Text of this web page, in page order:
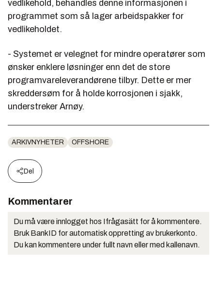
vedlikehold, behandles denne informasjonen i
programmet som så lager arbeidspakker for
vedlikeholdet.
- Systemet er velegnet for mindre operatører som
ønsker enklere løsninger enn det de store
programvareleverandørene tilbyr. Dette er mer
skreddersøm for å holde korrosjonen i sjakk,
understreker Arnøy.
ARKIVNYHETER OFFSHORE
Del
Kommentarer
Du må være innlogget hos Ifrågasätt for å kommentere.
Bruk BankID for automatisk oppretting av brukerkonto.
Du kan kommentere under fullt navn eller med kallenavn.